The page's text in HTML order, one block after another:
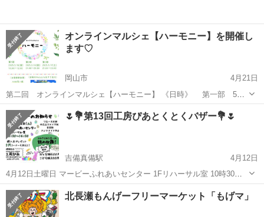
オンラインマルシェ【ハーモニー】を開催し
ます♡
岡山市
4月21日
第二回 オンラインマルシェ【ハーモニー】 《日時》 第一部 5月
16日金曜 10時〜12時 第二部 5月16日金曜 21時〜23時 第三部 5
月17日土曜 21時〜23時 《会場》 バーチャルオフ...
岡山 フリーマーケット ヒーリング
🌷💐第13回工房ぴあとくとくバザー💐🌷
吉備真備駅
4月12日
4月12日土曜日 マービーふれあいセンター 1Fリハーサル室 10時30
分〜14時30分 とくとくバザーを開催します😊 大人レディース服、メ
ンズ服、子供服、雑貨など、オトクな価格で出品します🛒 ‼️子供服、
大人服の詰め放...
岡山 倉敷市 吉備真備駅 フリーマーケット バザー
北長瀬もんげーフリーマーケット「もげマ」